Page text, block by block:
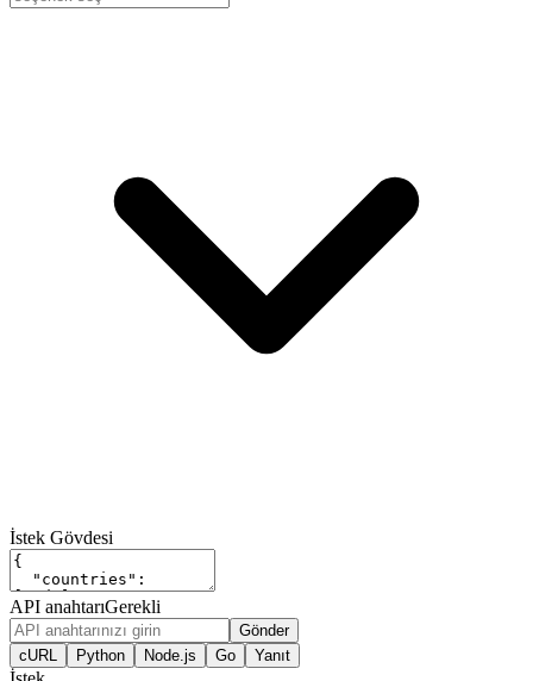
İstek Gövdesi
API anahtarıGerekli
Gönder
cURL
Python Node.js Go Yanıt